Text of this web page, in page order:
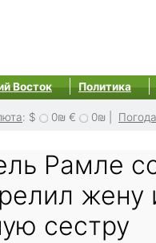
Восток Политика
: $ 0₪ € 0₪ Погода
Рамле
сестру